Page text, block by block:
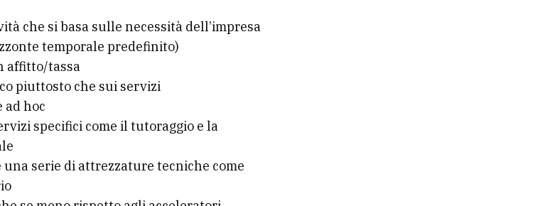
che si basa sulle necessità dell’impresa
temporale predefinito)
affitto/tassa
piuttosto che sui servizi
ad hoc
specifici come il tutoraggio e la
una serie di attrezzature tecniche come